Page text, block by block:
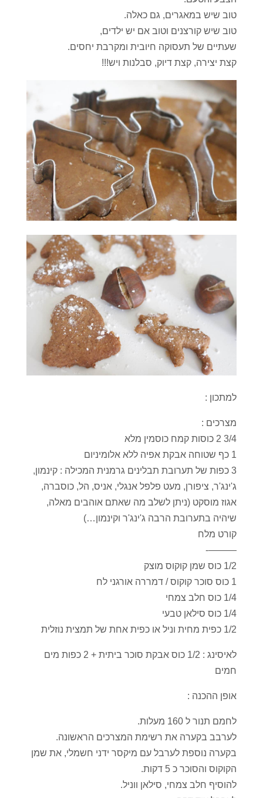
טוב שיש במאגרים, גם כאלה.
טוב שיש קורצנים וטוב אם יש ילדים,
שעתיים של תעסוקה חיובית ומקרבת יחסים.
קצת יצירה, קצת דיוק, סבלנות ויש!!!
למתכון :
מצרכים :
3/4 2 כוסות קמח כוסמין מלא
1 כף שטוחה אבקת אפיה ללא אלומיניום
3 כפות של תערובת תבלינים גרמנית המכילה : קינמון,
ג'ינג'ר, ציפורן, מעט פלפל אנגלי, אניס, הל, כוסברה,
אגוז מוסקט (ניתן לשלב מה שאתם אוהבים מאלה,
שיהיה בתערובת הרבה ג'ינג'ר וקינמון…)
קורט מלח
———-
1/2 כוס שמן קוקוס מוצק
1 כוס סוכר קוקוס / דמררה אורגני לח
1/4 כוס חלב צמחי
1/4 כוס סילאן טבעי
1/2 כפית מחית וניל או כפית אחת של תמצית נוזלית
לאיסינג : 1/2 כוס אבקת סוכר ביתית + 2 כפות מים
חמים
אופן ההכנה :
לחמם תנור ל 160 מעלות.
לערבב בקערה את רשימת המצרכים הראשונה.
בקערה נוספת לערבל עם מיקסר ידני חשמלי, את שמן
הקוקוס והסוכר כ 5 דקות.
להוסיף חלב צמחי, סילאן ווניל.